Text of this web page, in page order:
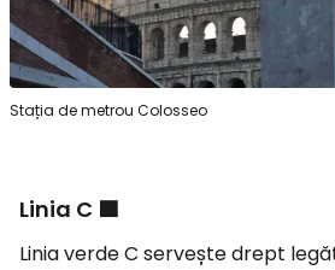
Stația de metrou Colosseo
Linia C 🟩
Linia verde C servește drept